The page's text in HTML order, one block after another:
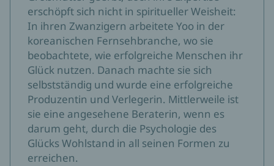
erschöpft sich nicht in spiritueller Weisheit:
In ihren Zwanzigern arbeitete Yoo in der
koreanischen Fernsehbranche, wo sie
beobachtete, wie erfolgreiche Menschen ihr
Glück nutzen. Danach machte sie sich
selbstständig und wurde eine erfolgreiche
Produzentin und Verlegerin. Mittlerweile ist
sie eine angesehene Beraterin, wenn es
darum geht, durch die Psychologie des
Glücks Wohlstand in all seinen Formen zu
erreichen.